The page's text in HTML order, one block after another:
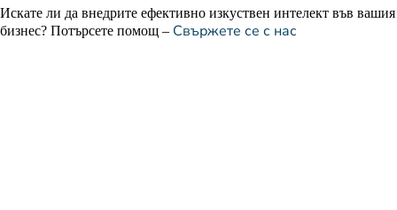
Искате ли да внедрите ефективно изкуствен интелект във вашия
бизнес? Потърсете помощ – Свържете се с нас